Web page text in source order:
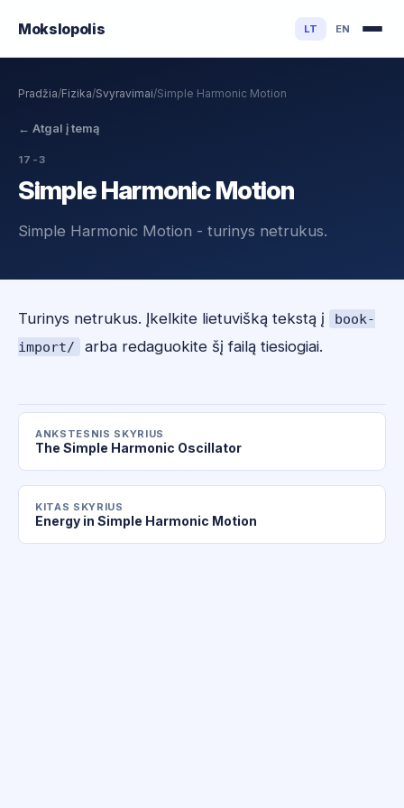
Mokslopolis LT EN
Pradžia/Fizika/Svyravimai/Simple Harmonic Motion
← Atgal į temą
17-3
Simple Harmonic Motion
Simple Harmonic Motion - turinys netrukus.
Turinys netrukus. Įkelkite lietuvišką tekstą į
book-
import/
arba redaguokite šį failą tiesiogiai.
ANKSTESNIS SKYRIUS
The Simple Harmonic Oscillator
KITAS SKYRIUS
Energy in Simple Harmonic Motion